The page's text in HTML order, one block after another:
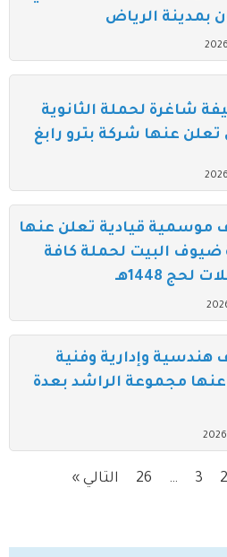
بمدينة الرياض
شاغرة لحملة الثانوية
تعلن عنها شركة بترو رابغ
موسمية قيادية تعلن عنها
البيت لحملة كافة
لحج 1448هـ
هندسية وإدارية وفنية
مجموعة الراشد بعدة
2
3
…
26 التالي »